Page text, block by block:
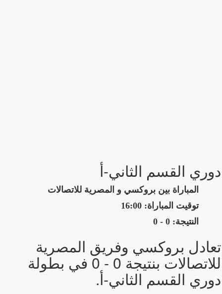
دوري القسم الثاني-أ
المباراة بين بروكسي و المصرية للاتصالات
توقيت المباراة: 16:00
النتيجة: 0 - 0
تعادل بروكسي وفريق المصرية
للاتصالات بنتيجة 0 - 0 في بطولة
دوري القسم الثاني-أ.